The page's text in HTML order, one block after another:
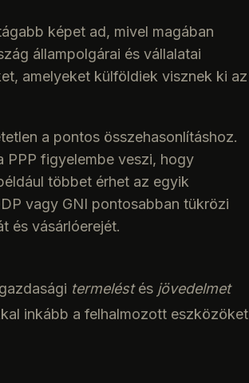
képet ad, mivel magában
állampolgárai és vállalatai
amelyeket külföldiek visznek ki az
a pontos összehasonlításhoz.
PPP figyelembe veszi, hogy
többet érhet az egyik
vagy GNI pontosabban tükrözi
és vásárlóerejét.
termeléstés jövedelmet
inkább a felhalmozott eszközöket